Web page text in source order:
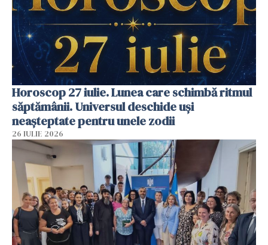
Horoscop 27 iulie. Lunea care schimbă ritmul
săptămânii. Universul deschide uși
neașteptate pentru unele zodii
26 IULIE 2026